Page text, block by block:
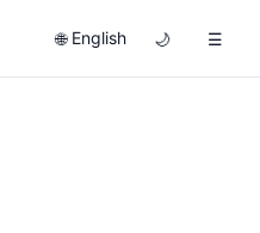
🌐 English 🌙 ☰